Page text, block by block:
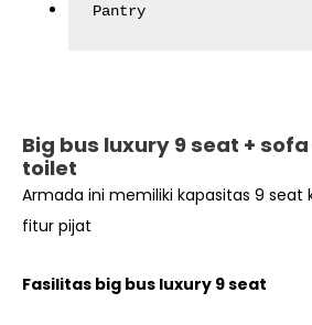
Pantry
Big bus luxury 9 seat +
toilet
Armada ini memiliki kapasitas 9 seat
fitur pijat
Fasilitas big bus luxury 9 seat